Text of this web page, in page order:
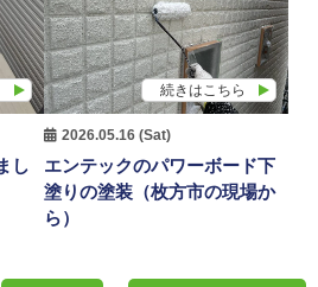
し
続きはこちら
2026.05.16 (Sat)
エンテックのパワーボード下
塗りの塗装（枚方市の現場か
ら）